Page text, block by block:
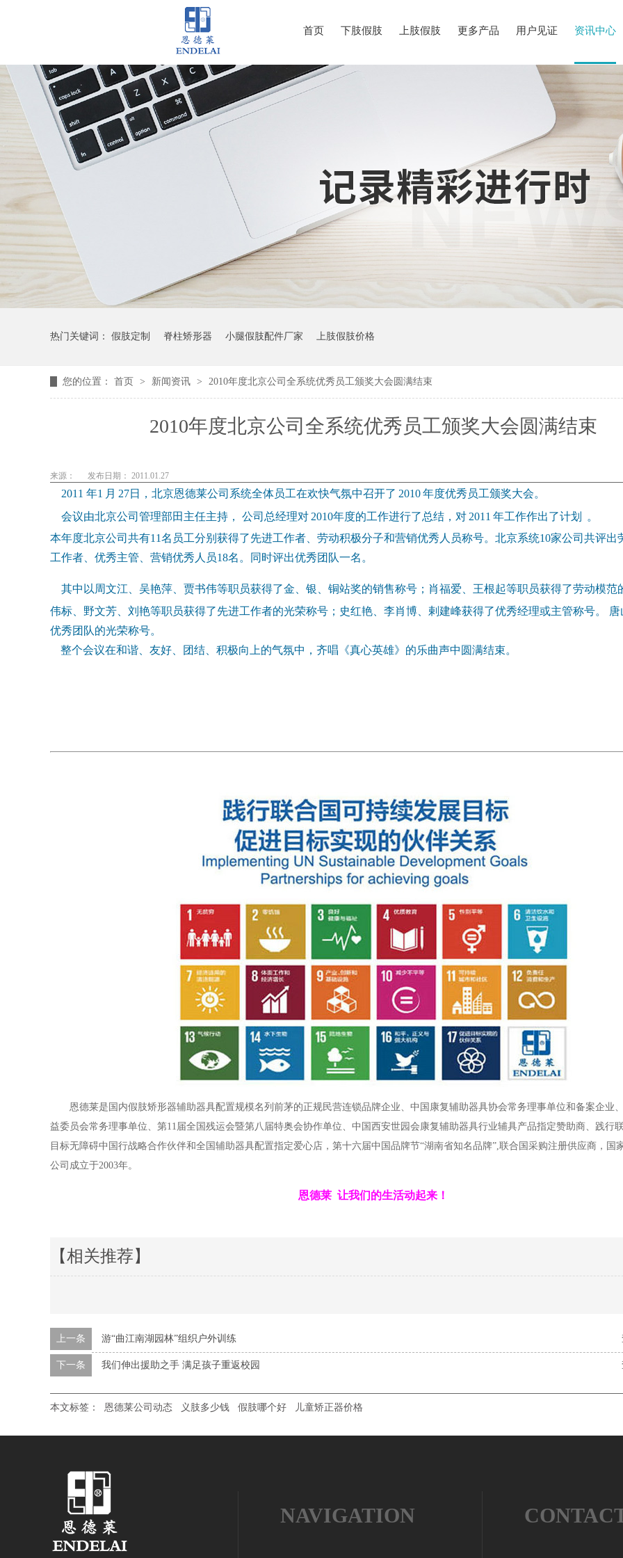
首页 下肢假肢 上肢假肢 更多产品 用户见证 资讯中心
热门关键词： 假肢定制 脊柱矫形器 小腿假肢配件厂家 上肢假肢价格
您的位置： 首页 > 新闻资讯 > 2010年度北京公司全系统优秀员工颁奖大会圆满结束
2010年度北京公司全系统优秀员工颁奖大会圆满结束
来源： 发布日期： 2011.01.27
2011 年1 月 27日，北京恩德莱公司系统全体员工在欢快气氛中召开了 2010年度优秀员工颁奖大会。
会议由北京公司管理部田主任主持，
公司总经理对 2010年度的工作进行了总结，对 2011 年工作作出了计划
。
本年度北京公司共有11名员工分别获得了先进工作者、劳动积极分子和营销优秀人员称号。北京系统10家公司共评出
工作者、优秀主管、营销优秀人员18名。同时评出优秀团队一名。
其中以周文江、吴艳萍、贾书伟等职员获得了金、银、铜站奖的销售称号；肖福爱、王根起等职员获得了劳动模范
伟标、野文芳、刘艳等职员获得了先进工作者的光荣称号；史红艳、李肖博、剌建峰获得了优秀经理或主管称号。
优秀团队的光荣称号。
整个会议在和谐、友好、团结、积极向上的气氛中，齐唱《真心英雄》的乐曲声中圆满结束。
恩德莱是国内假肢矫形器辅助器具配置规模名列前茅的正规民营连锁品牌企业、中国康复辅助器具协会常务理事单位和备案企业
益委员会常务理事单位、第11届全国残运会暨第八届特奥会协作单位、中国西安世园会康复辅助器具行业辅具产品指定赞助商、践行
目标无障碍中国行战略合作伙伴和全国辅助器具配置指定爱心店，第十六届中国品牌节“湖南省知名品牌”,联合国采购注册供应商，国
公司成立于2003年。
恩德莱 让我们的生活动起来！
【相关推荐】
上一条 游“曲江南湖园林”组织户外训练
下一条 我们伸出援助之手 满足孩子重返校园
本文标签： 恩德莱公司动态 义肢多少钱 假肢哪个好 儿童矫正器价格
NAVIGATION